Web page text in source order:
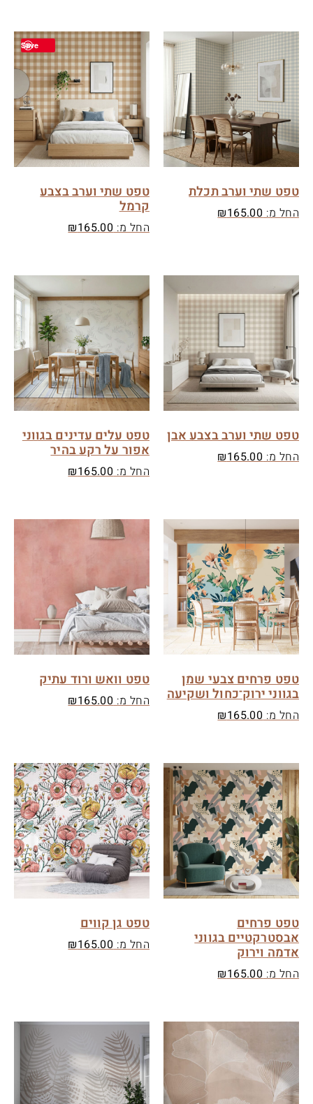
טפט שתי וערב תכלת
החל מ: ₪165.00
טפט שתי וערב בצבע
קרמל
החל מ: ₪165.00
טפט שתי וערב בצבע אבן
החל מ: ₪165.00
טפט עלים עדינים בגווני
אפור על רקע בהיר
החל מ: ₪165.00
טפט פרחים צבעי שמן
בגווני ירוק־כחול ושקיעה
החל מ: ₪165.00
טפט וואש ורוד עתיק
החל מ: ₪165.00
טפט פרחים
אבסטרקטיים בגווני
אדמה וירוק
החל מ: ₪165.00
טפט גן קווים
החל מ: ₪165.00
Save